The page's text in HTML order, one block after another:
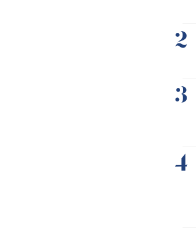
2
3
4